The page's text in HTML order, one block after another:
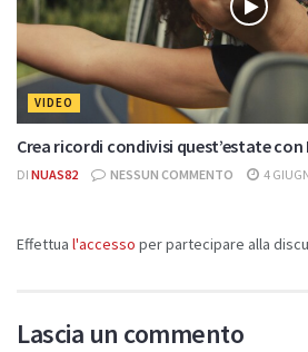
VIDEO
Crea ricordi condivisi quest’estate
DI NUAS82 NESSUN COMMENTO 4
Effettua l'accesso per partecipare alla
Lascia un commento